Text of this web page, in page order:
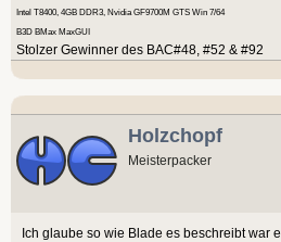
Intel T8400, 4GB DDR3, Nvidia GF9700M GTS Win 7/64
B3D BMax MaxGUI
Stolzer Gewinner des BAC#48, #52 & #92
Holzchopf
Meisterpacker
Ich glaube so wie Blade es beschreibt war